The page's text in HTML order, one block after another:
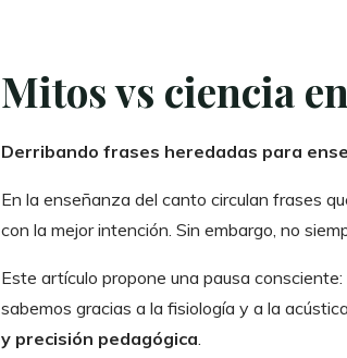
Mitos vs ciencia
Derribando frases heredadas para
En la enseñanza del canto circulan frases
con la mejor intención. Sin embargo, no
Este artículo propone una pausa
sabemos gracias a la fisiología y a la
y precisión pedagógica